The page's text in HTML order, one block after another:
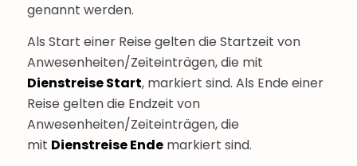
genannt werden.
Als Start einer Reise gelten die Startzeit von
Anwesenheiten/Zeiteinträgen, die mit
Dienstreise Start, markiert sind. Als Ende einer
Reise gelten die Endzeit von
Anwesenheiten/Zeiteinträgen, die
mit Dienstreise Endemarkiert sind.